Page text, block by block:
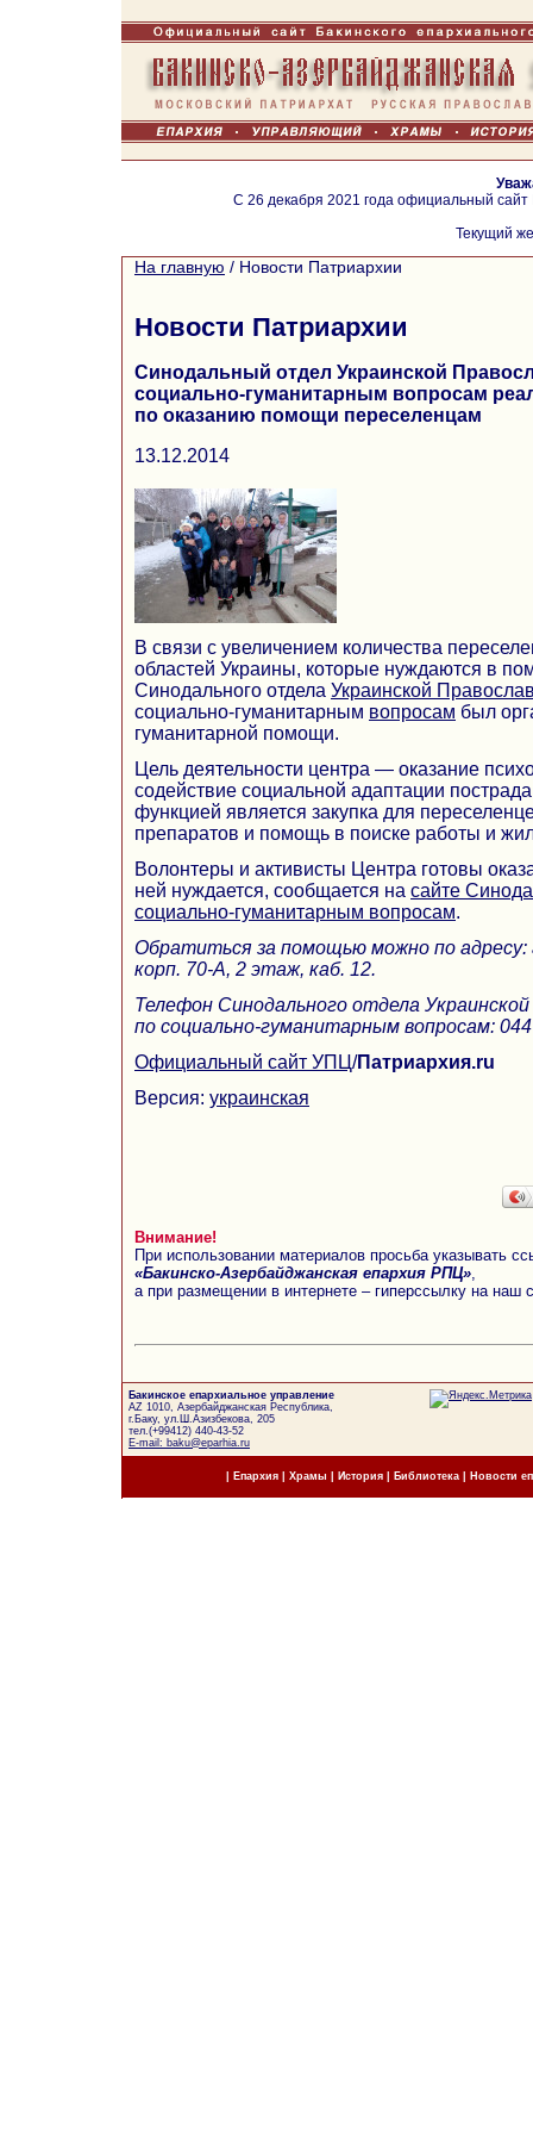
С 26 декабря 2021 года официальный
Текущий
На главную / Новости Патриархии
Новости Патриархии
Синодальный отдел Украинской
социально-гуманитарным вопросам
по оказанию помощи переселенцам
13.12.2014
В связи с увеличением количества
областей Украины, которые нуждаются в
Синодального отдела Украинской
социально-гуманитарным вопросам был
гуманитарной помощи.
Цель деятельности центра — оказание
содействие социальной адаптации
функцией является закупка для
препаратов и помощь в поиске работы и
Волонтеры и активисты Центра готовы
ней нуждается, сообщается на сайте
социально-гуманитарным вопросам.
Обратиться за помощью можно по адресу:
корп. 70-А, 2 этаж, каб. 12.
Телефон Синодального отдела
по социально-гуманитарным вопросам:
Официальный сайт УПЦ/Патриархия.ru
Версия: украинская
Внимание!
При использовании материалов просьба указывать
«Бакинско-Азербайджанская епархия РПЦ»
а при размещении в интернете – гиперссылку на наш
Бакинское епархиальное управление
AZ 1010, Азербайджанская Республика,
г.Баку, ул.Ш.Азизбекова, 205
тел.(+99412) 440-43-52
E-mail: baku@eparhia.ru
Епархия| Храмы История| Библиотека Новости